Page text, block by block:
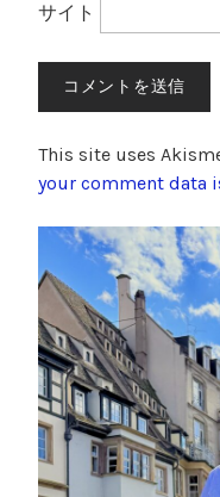
サイト
This site uses
your comment data